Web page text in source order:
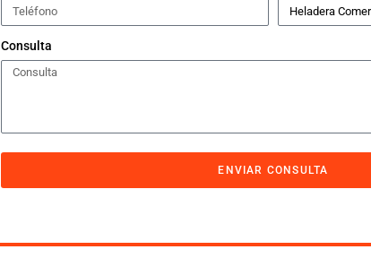
Consulta
ENVIAR CONSULTA